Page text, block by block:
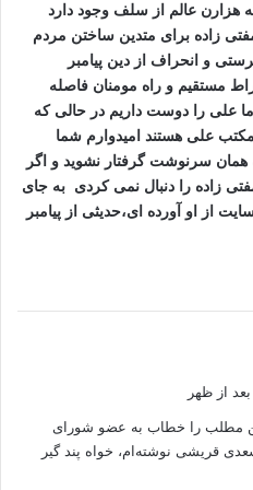
چیزی بود که کاک احمد منظور داشته
می کنند کدام یک به حقیقت واقعا
است؟
هیچ توطئه ای نیست و قصد دامن زدن به
حق خدا است شاهد می آورم ، غیر از این
آمدن مذاهب و فرقه های مختلف با
هستیم، به راستی کدام برداشت از
است که توسط طرفداران و حتی
می نامند ، می باشد.
شروع می کنم : اینجانب از صمیم قلب
احمد را از قبول داشته و دارم و بر این
ملی_مذهبی تاریخ کردستان و اهل
هزارن عالم از سلف وجود دارد
زاده برای متدین ساختن مردم
و انحراف از دین پیامبر
مستقیم و راه مومنان فاصله
علی را دوست داریم در حالی که
علی هستند امیدوارم شما
همان سرنوشت گرفتار نشوید و اگر
زاده را دنبال نمی کردی به جای
از او آورده ای،حدیثی از پیامبر
مطلب را خطاب به‌ عضو شورای
قریشی نوشته‌ام، خواه‌ پند گیر